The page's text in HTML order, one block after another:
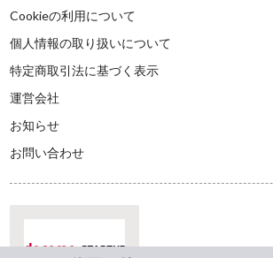
Cookieの利用について
個人情報の取り扱いについて
特定商取引法に基づく表示
運営会社
お知らせ
お問い合わせ